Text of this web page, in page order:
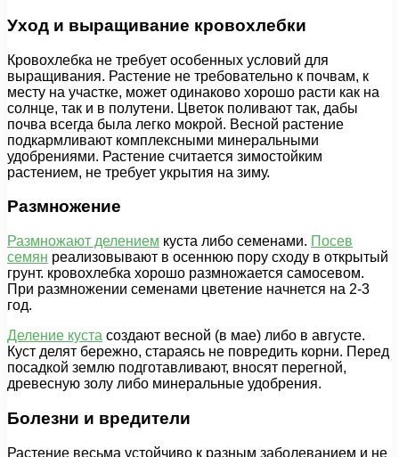
Уход и выращивание кровохлебки
Кровохлебка не требует особенных условий для
выращивания. Растение не требовательно к почвам, к
месту на участке, может одинаково хорошо расти как на
солнце, так и в полутени. Цветок поливают так, дабы
почва всегда была легко мокрой. Весной растение
подкармливают комплексными минеральными
удобрениями. Растение считается зимостойким
растением, не требует укрытия на зиму.
Размножение
Размножают делением куста либо семенами. Посев
семян реализовывают в осеннюю пору сходу в открытый
грунт. кровохлебка хорошо размножается самосевом.
При размножении семенами цветение начнется на 2-3
год.
Деление куста создают весной (в мае) либо в августе.
Куст делят бережно, стараясь не повредить корни. Перед
посадкой землю подготавливают, вносят перегной,
древесную золу либо минеральные удобрения.
Болезни и вредители
Растение весьма устойчиво к разным заболеванием и не